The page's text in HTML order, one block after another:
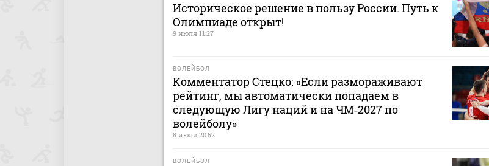
Историческое решение в пользу России. Путь к
Олимпиаде открыт!
9 июля 11:27
ВОЛЕЙБОЛ
Комментатор Стецко: «Если размораживают
рейтинг, мы автоматически попадаем в
следующую Лигу наций и на ЧМ‑2027 по
волейболу»
8 июля 20:52
ВОЛЕЙБОЛ